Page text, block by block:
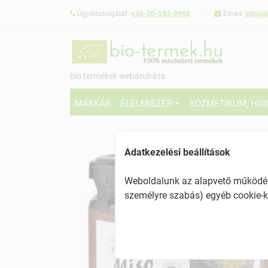
Ügyfélszolgálat: +36-20-593-0902 Email:
bio termékek webáruháza
MÁRKÁK ÉLELMISZER KOZMETIKUM,
Adatkezelési beállítások
Weboldalunk az alapvető
személyre szabás) egyéb